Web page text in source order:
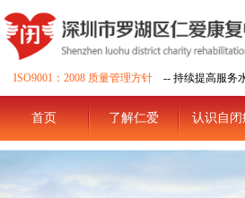
ISO9001：2008 质量管理方针 -- 持续提高服务
首页 了解仁爱 认识自闭